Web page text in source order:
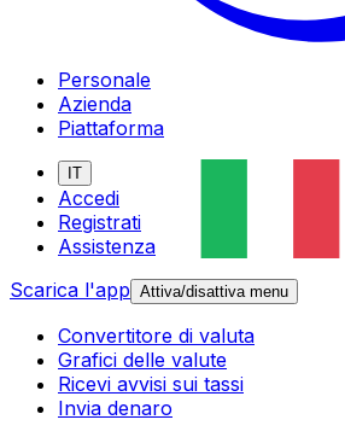
Personale
Azienda
Piattaforma
IT
Accedi
Registrati
Assistenza
Scarica l'app Attiva/disattiva menu
Convertitore di valuta
Grafici delle valute
Ricevi avvisi sui tassi
Invia denaro